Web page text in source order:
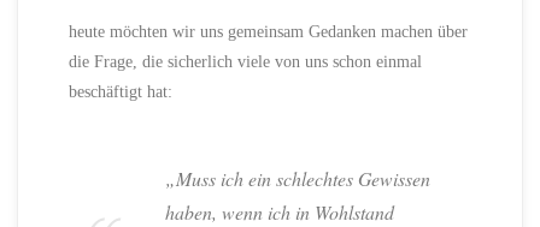
heute möchten wir uns gemeinsam Gedanken machen über
die Frage, die sicherlich viele von uns schon einmal
beschäftigt hat:
„Muss ich ein schlechtes Gewissen
haben, wenn ich in Wohlstand